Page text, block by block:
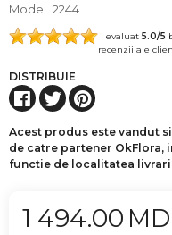
Model 2244
evaluat 5.0/5
recenzii ale
DISTRIBUIE
Acest produs este vandut
de catre partener OkFlora,
functie de localitatea
1 494.00